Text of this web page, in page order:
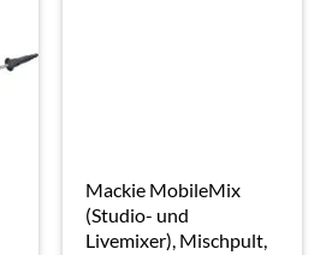
Mackie MobileMix
(Studio- und
Livemixer), Mischpult,